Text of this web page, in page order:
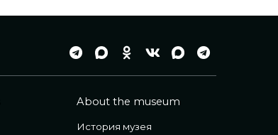
About the museum
История музея